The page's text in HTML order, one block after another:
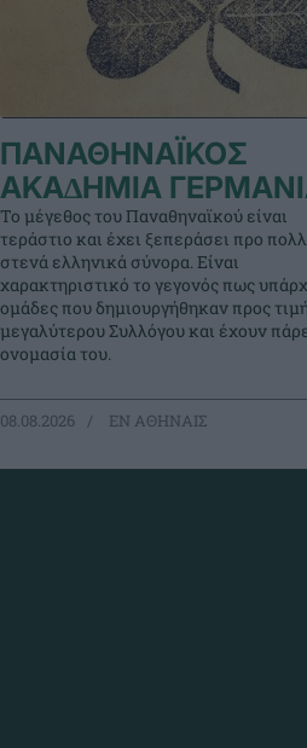
ΠΑΝΑΘΗΝΑΪΚΟΣ
ΑΚΑ∆ΗΜΙΑ
Το μέγεθος του Παναθηναϊκού είναι
τεράστιο και έχει ξεπεράσει προ
στενά ελληνικά σύνορα. Είναι
χαρακτηριστικό το γεγονός πως
ομάδες που δημιουργήθηκαν προς
μεγαλύτερου Συλλόγου και έχουν
ονομασία του.
08.08.2026 EΝ ΑΘΗΝΑΙΣ